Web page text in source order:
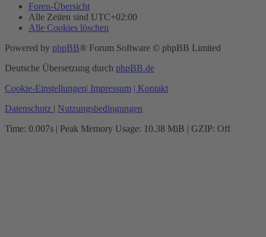
Foren-Übersicht
Alle Zeiten sind UTC+02:00
Alle Cookies löschen
Powered by phpBB® Forum Software © phpBB Limited
Deutsche Übersetzung durch phpBB.de
Cookie-Einstellungen| Impressum | Kontakt
Datenschutz | Nutzungsbedingungen
Time: 0.007s | Peak Memory Usage: 10.38 MiB | GZIP: Off